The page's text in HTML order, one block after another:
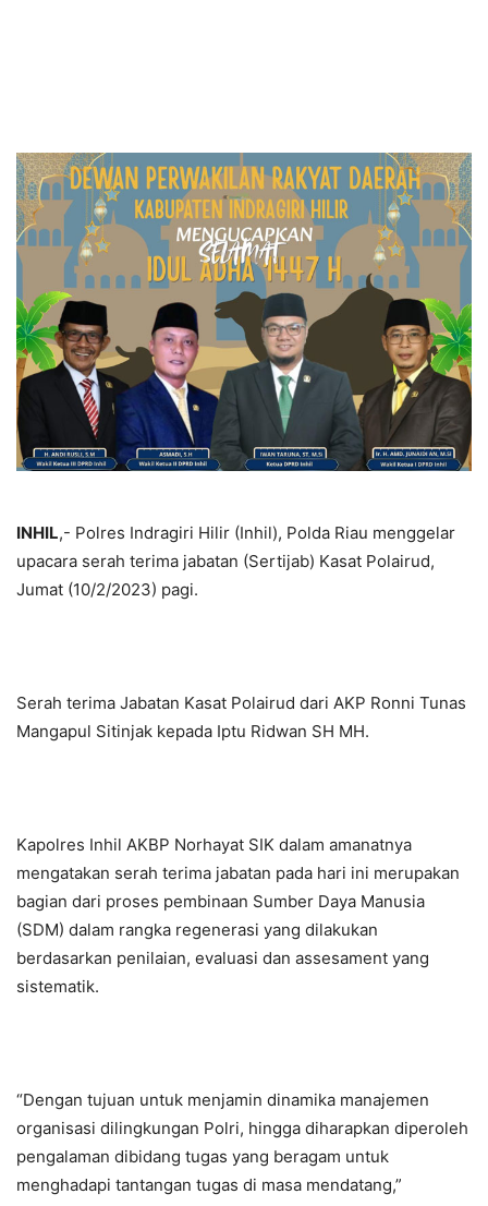
INHIL,- Polres Indragiri Hilir (Inhil), Polda Riau menggelar
upacara serah terima jabatan (Sertijab) Kasat Polairud,
Jumat (10/2/2023) pagi.
Serah terima Jabatan Kasat Polairud dari AKP Ronni Tunas
Mangapul Sitinjak kepada Iptu Ridwan SH MH.
Kapolres Inhil AKBP Norhayat SIK dalam amanatnya
mengatakan serah terima jabatan pada hari ini merupakan
bagian dari proses pembinaan Sumber Daya Manusia
(SDM) dalam rangka regenerasi yang dilakukan
berdasarkan penilaian, evaluasi dan assesament yang
sistematik.
“Dengan tujuan untuk menjamin dinamika manajemen
organisasi dilingkungan Polri, hingga diharapkan diperoleh
pengalaman dibidang tugas yang beragam untuk
menghadapi tantangan tugas di masa mendatang,”